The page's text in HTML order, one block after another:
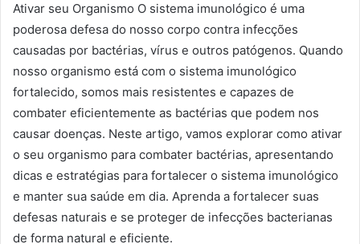
Ativar seu Organismo O sistema imunológico é uma
poderosa defesa do nosso corpo contra infecções
causadas por bactérias, vírus e outros patógenos. Quando
nosso organismo está com o sistema imunológico
fortalecido, somos mais resistentes e capazes de
combater eficientemente as bactérias que podem nos
causar doenças. Neste artigo, vamos explorar como ativar
o seu organismo para combater bactérias, apresentando
dicas e estratégias para fortalecer o sistema imunológico
e manter sua saúde em dia. Aprenda a fortalecer suas
defesas naturais e se proteger de infecções bacterianas
de forma natural e eficiente.